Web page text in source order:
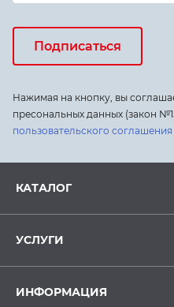
Подписаться
Нажимая на кнопку, вы
пресональных данных (закон
пользовательского соглашения
КАТАЛОГ
УСЛУГИ
ИНФОРМАЦИЯ